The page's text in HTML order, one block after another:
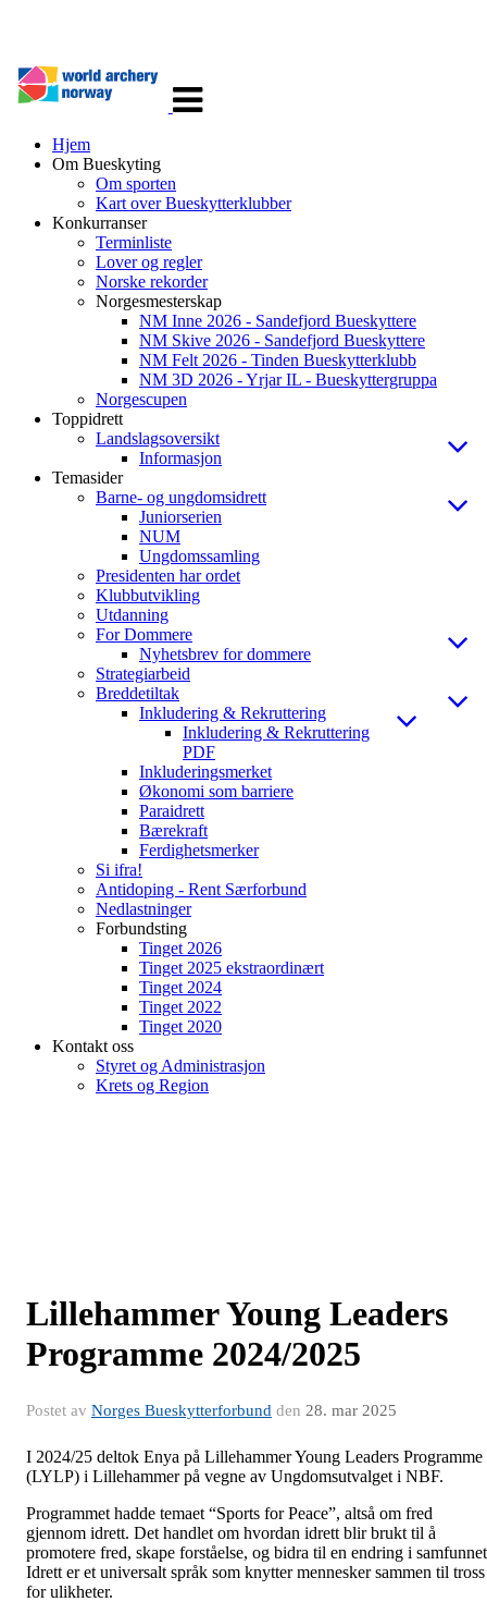
navigasjon
Hjem
Om Bueskyting
Om sporten
Kart over Bueskytterklubber
Konkurranser
Terminliste
Lover og regler
Norske rekorder
Norgesmesterskap
NM Inne 2026 - Sandefjord Bueskyttere
NM Skive 2026 - Sandefjord Bueskyttere
NM Felt 2026 - Tinden Bueskytterklubb
NM 3D 2026 - Yrjar IL - Bueskyttergruppa
Norgescupen
Toppidrett
Landslagsoversikt
Informasjon
Temasider
Barne- og ungdomsidrett
Juniorserien
NUM
Ungdomssamling
Presidenten har ordet
Klubbutvikling
Utdanning
For Dommere
Nyhetsbrev for dommere
Strategiarbeid
Breddetiltak
Inkludering & Rekruttering
Inkludering & Rekruttering
PDF
Inkluderingsmerket
Økonomi som barriere
Paraidrett
Bærekraft
Ferdighetsmerker
Si ifra!
Antidoping - Rent Særforbund
Nedlastninger
Forbundsting
Tinget 2026
Tinget 2025 ekstraordinært
Tinget 2024
Tinget 2022
Tinget 2020
Kontakt oss
Styret og Administrasjon
Krets og Region
Lillehammer Young Leaders
Programme 2024/2025
Postet av Norges Bueskytterforbund den 28. mar 2025
I 2024/25 deltok Enya på Lillehammer Young Leaders Programme
(LYLP) i Lillehammer på vegne av Ungdomsutvalget i NBF.
Programmet hadde temaet “Sports for Peace”, altså om fred
gjennom idrett. Det handlet om hvordan idrett blir brukt til å
promotere fred, skape forståelse, og bidra til en endring i
Idrett er et universalt språk som knytter mennesker sammen til tross
for ulikheter.